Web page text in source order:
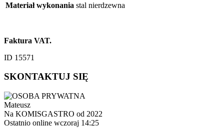
Materiał wykonania stal nierdzewna
Faktura VAT.
ID 15571
SKONTAKTUJ SIĘ
Mateusz
Na KOMISGASTRO od 2022
Ostatnio online wczoraj 14:25